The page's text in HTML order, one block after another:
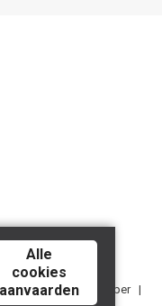
RPR Gent, afdeling Ieper |
.
Alle
cookies
aanvaarden